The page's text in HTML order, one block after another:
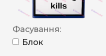
Фасування:
Блок